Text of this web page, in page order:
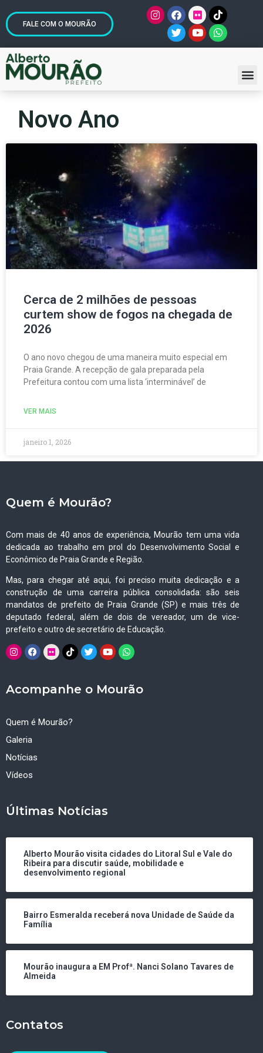
FALE COM O MOURÃO
Novo Ano
Cerca de 2 milhões de pessoas
curtem show de fogos na chegada de
2026
O ano novo chegou de uma maneira muito especial em
Praia Grande. A recepção de gala preparada pela
Prefeitura contou com uma lista ‘interminável’ de
VER MAIS
janeiro 1, 2026
Quem é Mourão?
Com mais de 40 anos de experiência, Mourão tem uma vida
dedicada ao trabalho em prol do Desenvolvimento Social e
Econômico de Praia Grande e Região.
Mas, para chegar até aqui, foi preciso muita dedicação e a
construção de uma carreira pública consolidada: são seis
mandatos de prefeito de Praia Grande (SP) e mais três de
deputado federal, além de dois de vereador, um de vice-
prefeito e outro de secretário de Educação.
Acompanhe o Mourão
Quem é Mourão?
Galeria
Notícias
Vídeos
Últimas Notícias
Alberto Mourão visita cidades do Litoral Sul e Vale do
Ribeira para discutir saúde, mobilidade e
desenvolvimento regional
Bairro Esmeralda receberá nova Unidade de Saúde da
Família
Mourão inaugura a EM Profª. Nanci Solano Tavares de
Almeida
Contatos